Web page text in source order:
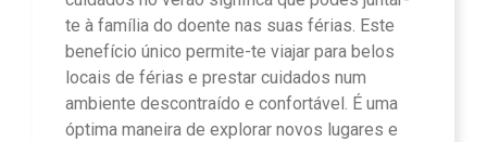
te à família do doente nas suas férias. Este
benefício único permite-te viajar para belos
locais de férias e prestar cuidados num
ambiente descontraído e confortável. É uma
óptima maneira de explorar novos lugares e